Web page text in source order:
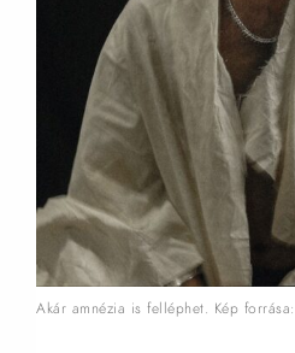
Akár amnézia is felléphet. Kép